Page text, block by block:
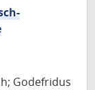
Godefridus